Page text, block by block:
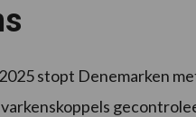
stopt Denemarken
varkenskoppels